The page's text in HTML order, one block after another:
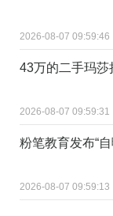
2026-08-07 09:59:46
43万的二手玛莎
2026-08-07 09:59:31
粉笔教育发布“
2026-08-07 09:59:13